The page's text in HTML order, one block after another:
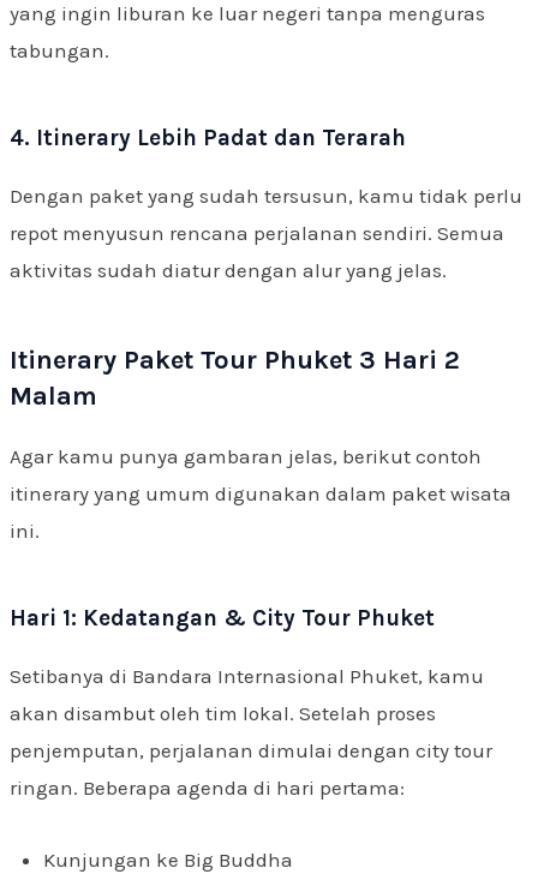
yang ingin liburan ke luar negeri tanpa menguras
tabungan.
4. Itinerary Lebih Padat dan Terarah
Dengan paket yang sudah tersusun, kamu tidak perlu
repot menyusun rencana perjalanan sendiri. Semua
aktivitas sudah diatur dengan alur yang jelas.
Itinerary Paket Tour Phuket 3 Hari 2
Malam
Agar kamu punya gambaran jelas, berikut contoh
itinerary yang umum digunakan dalam paket wisata
ini.
Hari 1: Kedatangan & City Tour Phuket
Setibanya di Bandara Internasional Phuket, kamu
akan disambut oleh tim lokal. Setelah proses
penjemputan, perjalanan dimulai dengan city tour
ringan. Beberapa agenda di hari pertama:
Kunjungan ke Big Buddha